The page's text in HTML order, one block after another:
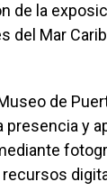
de la
del Mar
de
y